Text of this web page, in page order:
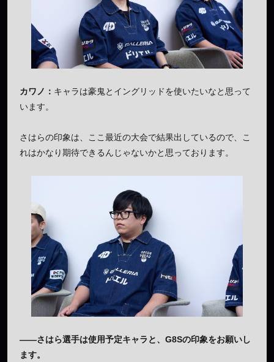
カワノ： キャラは豪鬼とイングリッドを使いたいなと思って
います。
さはらの印象は、ここ最近の大会で結果出しているので、こ
れはかなり期待できるんじゃないかと思っております。
——さはら選手は使用予定キャラと、G8Sの印象をお願いし
ます。